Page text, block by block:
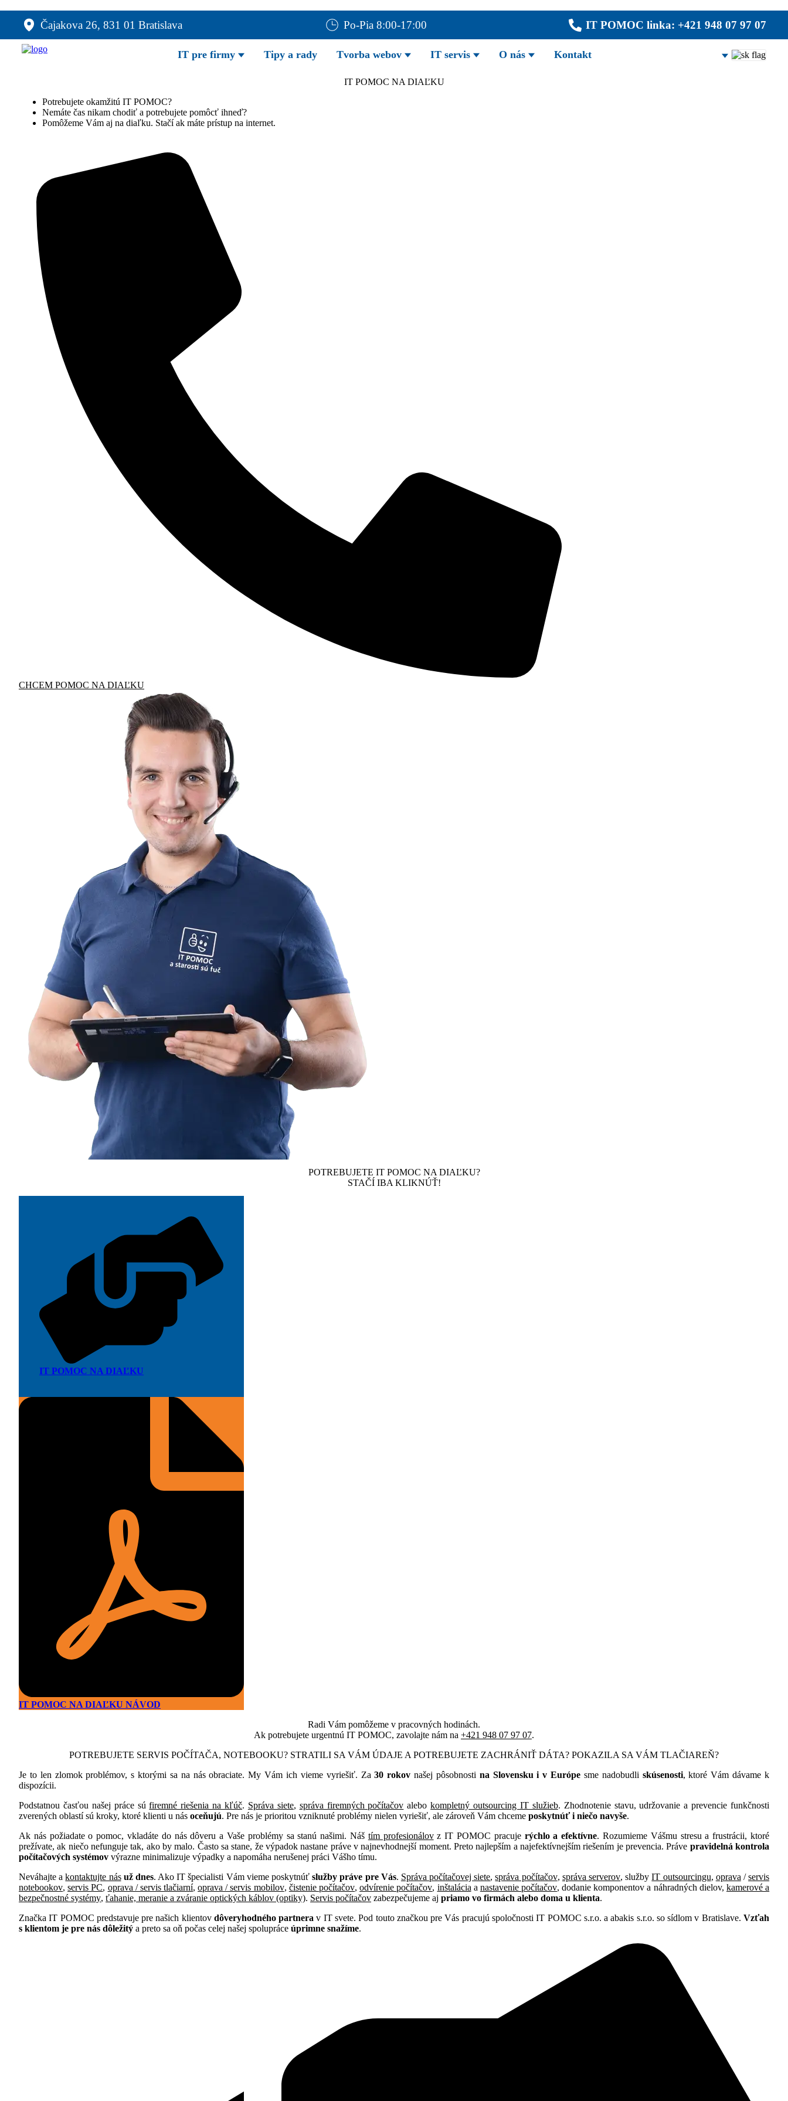
Čajakova 26, 831 01 Bratislava Po-Pia 8:00-17:00 IT POMOC linka: +421 948 07 97 07
IT pre firmy Tipy a rady Tvorba webov IT servis O nás Kontakt
IT POMOC NA DIAĽKU
Potrebujete okamžitú IT POMOC?
Nemáte čas nikam chodiť a potrebujete pomôcť ihneď?
Pomôžeme Vám aj na diaľku. Stačí ak máte prístup na internet.
CHCEM POMOC NA DIAĽKU
POTREBUJETE IT POMOC NA DIAĽKU?
STAČÍ IBA KLIKNÚŤ!
IT POMOC NA DIAĽKU
IT POMOC NA DIAĽKU NÁVOD
Radi Vám pomôžeme v pracovných hodinách.
Ak potrebujete urgentnú IT POMOC, zavolajte nám na +421 948 07 97 07.
POTREBUJETE SERVIS POČÍTAČA, NOTEBOOKU? STRATILI SA VÁM ÚDAJE A POTREBUJETE ZACHRÁNIŤ DÁTA? POKAZILA SA VÁM TLAČIAREŇ?
Je to len zlomok problémov, s ktorými sa na nás obraciate. My Vám ich vieme vyriešiť. Za30 rokovnašej pôsobnostina Slovensku i v Európe sme nadobudliskúsenosti, ktoré Vám dávame k
dispozícii.
Podstatnou časťou našej práce súfiremné riešenia na kľúč. Správa siete, správa firemných počítačov alebokompletný outsourcing IT služieb. Zhodnotenie stavu, udržovanie a prevencie funkčnosti
zverených oblastí sú kroky, ktoré klienti u nás oceňujú. Pre nás je prioritou vzniknuté problémy nielen vyriešiť, ale zároveň Vám chceme poskytnúť i niečo navyše.
Ak nás požiadate o pomoc, vkladáte do nás dôveru a Vaše problémy sa stanú našimi. Náš tím profesionálovz IT POMOC pracuje rýchlo a efektívne. Rozumieme Vášmu stresu a frustrácii, ktoré
prežívate, ak niečo nefunguje tak, ako by malo. Často sa stane, že výpadok nastane práve v najnevhodnejší moment. Preto najlepším a najefektívnejším riešením je prevencia. Práve pravidelná kontrola
počítačových systémov výrazne minimalizuje výpadky a napomáha nerušenej práci Vášho tímu.
Neváhajte akontaktujte násuž dnes. Ako IT špecialisti Vám vieme poskytnúťslužby práve pre Vás. Správa počítačovej siete,správa počítačov, správa serverov, službyIT outsourcingu, oprava/servis
notebookov,servis PC, oprava / servis tlačiarní,oprava / servis mobilov, čistenie počítačov,odvírenie počítačov, inštaláciaa nastavenie počítačov, dodanie komponentov a náhradných dielov, kamerové a
bezpečnostné systémy, ťahanie, meranie a zváranie optických káblov (optiky). Servis počítačov zabezpečujeme aj priamo vo firmách alebo doma u klienta.
Značka IT POMOC predstavuje pre našich klientov dôveryhodného partnera v IT svete. Pod touto značkou pre Vás pracujú spoločnosti IT POMOC s.r.o. a abakis s.r.o. so sídlom v Bratislave.Vzťah
s klientom je pre nás dôležitý a preto sa oň počas celej našej spolupráce úprimne snažíme.